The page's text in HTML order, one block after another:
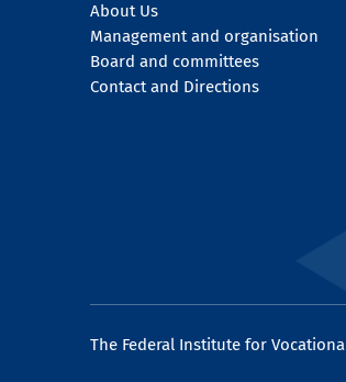
About Us
Management and organisation
Board and committees
Contact and Directions
The Federal Institute for